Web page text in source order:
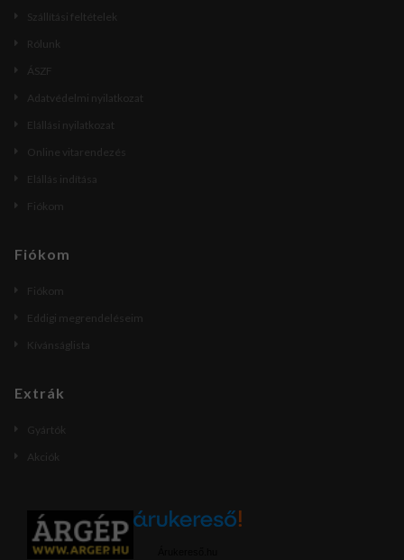
Szállítási feltételek
Rólunk
ÁSZF
Adatvédelmi nyilatkozat
Elállási nyilatkozat
Online vitarendezés
Elállás indítása
Fiókom
Fiókom
Fiókom
Eddigi megrendeléseim
Kívánságlista
Extrák
Gyártók
Akciók